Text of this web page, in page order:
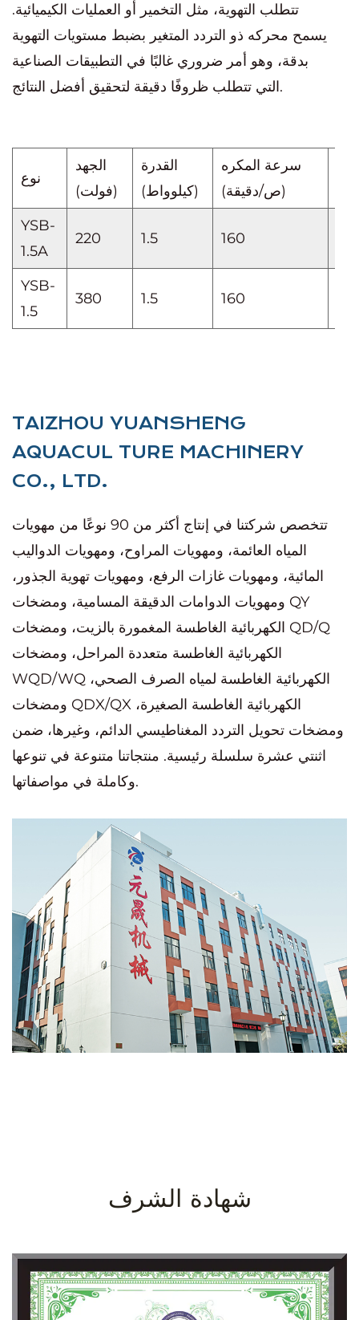
تتطلب التهوية، مثل التخمير أو العمليات الكيميائية.
يسمح محركه ذو التردد المتغير بضبط مستويات التهوية
بدقة، وهو أمر ضروري غالبًا في التطبيقات الصناعية
التي تتطلب ظروفًا دقيقة لتحقيق أفضل النتائج.
نوع
الجهد
(فولت)
القدرة
(كيلوواط)
سرعة المكره
(ص/دقيقة)
YSB-
1.5A
220 1.5 160
YSB-
1.5
380 1.5 160
TAIZHOU YUANSHENG
AQUACUL TURE MACHINERY
CO., LTD.
تتخصص شركتنا في إنتاج أكثر من 90 نوعًا من مهويات
المياه العائمة، ومهويات المراوح، ومهويات الدواليب
المائية، ومهويات غازات الرفع، ومهويات تهوية الجذور،
ومهويات الدوامات الدقيقة المسامية، ومضخات QY
الكهربائية الغاطسة المغمورة بالزيت، ومضخات QD/Q
الكهربائية الغاطسة متعددة المراحل، ومضخات
WQD/WQ الكهربائية الغاطسة لمياه الصرف الصحي،
ومضخات QDX/QX الكهربائية الغاطسة الصغيرة،
ومضخات تحويل التردد المغناطيسي الدائم، وغيرها، ضمن
اثنتي عشرة سلسلة رئيسية. منتجاتنا متنوعة في تنوعها
وكاملة في مواصفاتها.
شهادة الشرف